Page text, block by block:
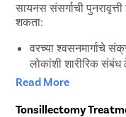
सायनस संसर्गाची
शकता:
वरच्या श्वसनमार्गाचे
लोकांशी शारीरिक संबंध
आपले हात साबण आणि
जर तुम्हाला ऍलर्जी
Read More
Tonsillectomy